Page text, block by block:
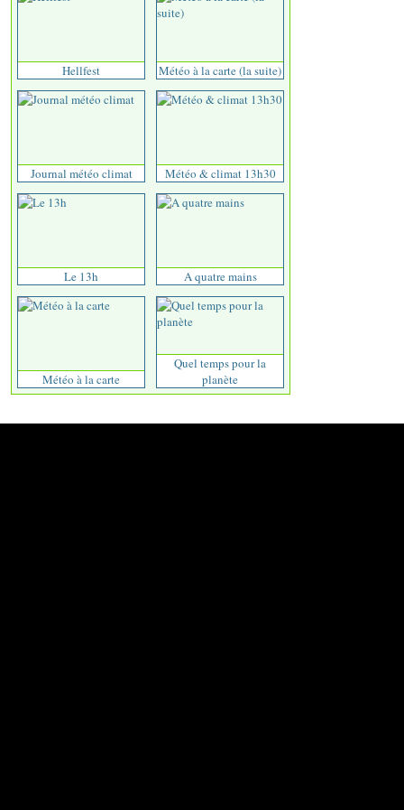
Hellfest Météo à la carte (la suite)
Journal météo climat Météo & climat 13h30
Le 13h A quatre mains
Météo à la carte
Quel temps pour la
planète